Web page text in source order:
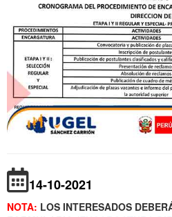
14-10-2021
NOTA: LOS INTERESADOS